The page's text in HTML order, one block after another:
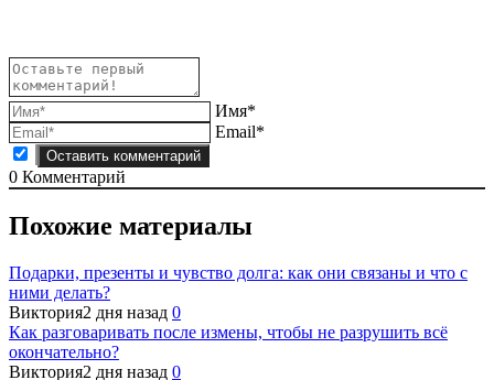
Имя*
Email*
0 Комментарий
Похожие материалы
Подарки, презенты и чувство долга: как они связаны и что с
ними делать?
Виктория2 дня назад 0
Как разговаривать после измены, чтобы не разрушить всё
окончательно?
Виктория2 дня назад 0